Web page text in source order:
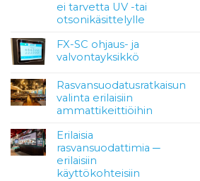
ei tarvetta UV -tai
otsonikäsittelylle
FX-SC ohjaus- ja
valvontayksikkö
Rasvansuodatusratkaisun
valinta erilaisiin
ammattikeittiöihin
Erilaisia
rasvansuodattimia ─
erilaisiin
käyttökohteisiin